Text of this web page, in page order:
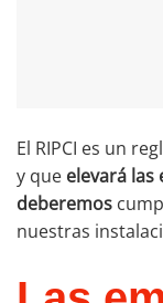
El RIPCI es un
y que elevará las
deberemos
nuestras